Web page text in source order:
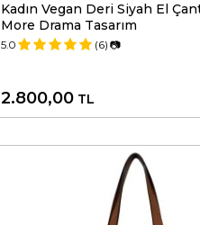
Kadın Vegan Deri Siyah El
More Drama Tasarım
5.0 (6) 📷
2.800,00 TL